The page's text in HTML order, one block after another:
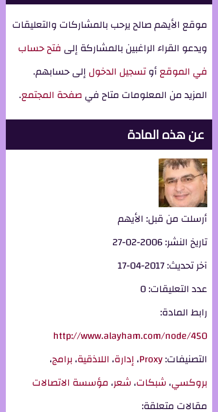
موقع الأيهم صالح يرحب بالمشاركات والتعليقات
ويدعو القراء الراغبين بالمشاركة إلى فتح حساب
في الموقعأوتسجيل الدخولإلى حسابهم.
المزيد من المعلومات متاح فيصفحة المجتمع.
عن هذه المادة
أرسلت من قبل: الأيهم
تاريخ النشر:2006-02-27
آخر تحديث:2017-04-17
عدد التعليقات:0
رابط المادة:
http://www.alayham.com/node/450
التصنيفات:Proxy،إدارة، اللاذقية،برامج،
بروكسي،شبكات،شعر،مؤسسة الاتصالات
مقالات متعلقة: